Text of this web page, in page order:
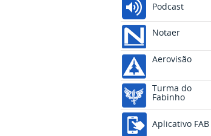
Podcast
Notaer
Aerovisão
Turma do
Fabinho
Aplicativo FAB